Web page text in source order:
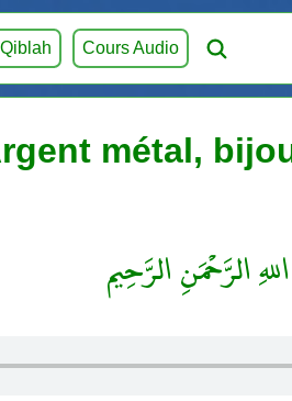
Cours Audio
métal,
الرَّحْمَنِ الرَّحِيم